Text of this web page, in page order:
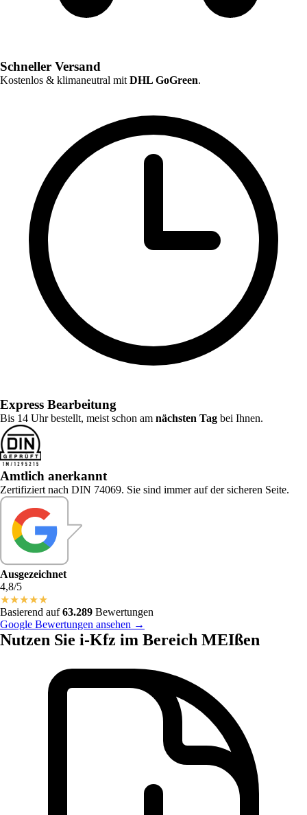
Schneller Versand
Kostenlos & klimaneutral mit DHL GoGreen.
Express Bearbeitung
Bis 14 Uhr bestellt, meist schon am nächsten Tag bei Ihnen.
Amtlich anerkannt
Zertifiziert nach DIN 74069. Sie sind immer auf der sicheren Seite.
Ausgezeichnet
4,8/5
★★★★★
Basierend auf63.289 Bewertungen
Google Bewertungen ansehen →
Nutzen Sie i-Kfz im Bereich MEIßen